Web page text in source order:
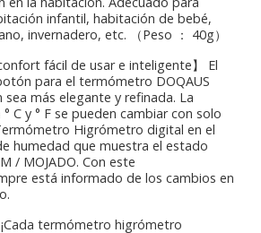
infantil, habitación de bebé,
invernadero, etc. （Peso ： 40g）
fácil de usar e inteligente】 El
para el termómetro DOQAUS
más elegante y refinada. La
C y ° F se pueden cambiar con solo
Higrómetro digital en el
humedad que muestra el estado
/ MOJADO. Con este
está informado de los cambios en
¡Cada termómetro higrómetro